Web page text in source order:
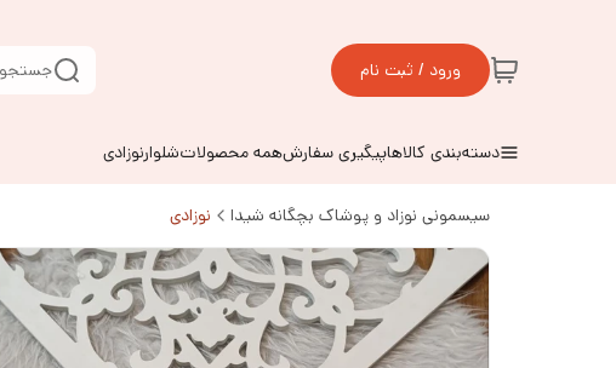
ورود / ثبت نام
دسته‌بندی کالاهاپیگیری سفارشهمه محصولاتشلوارنوزادی
سیسمونی نوزاد و پوشاک بچگانه شیدا نوزادی